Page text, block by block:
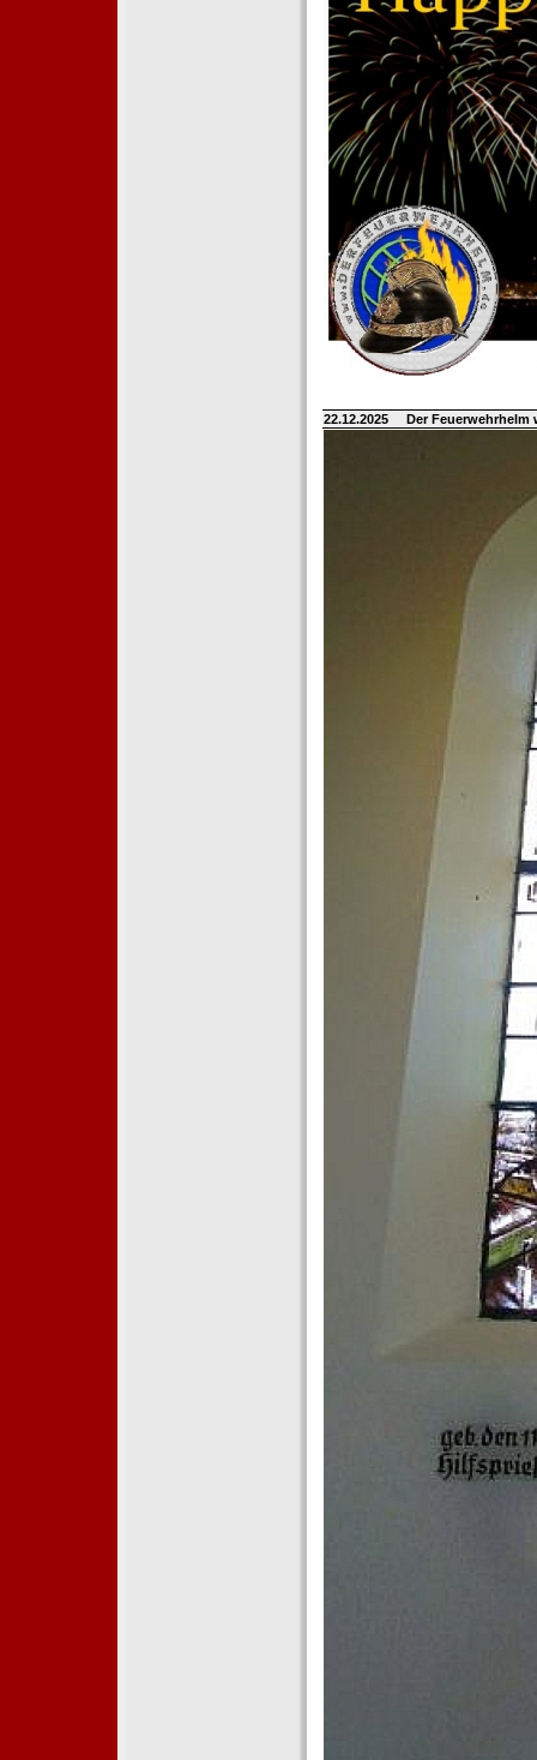
22.12.2025 Der